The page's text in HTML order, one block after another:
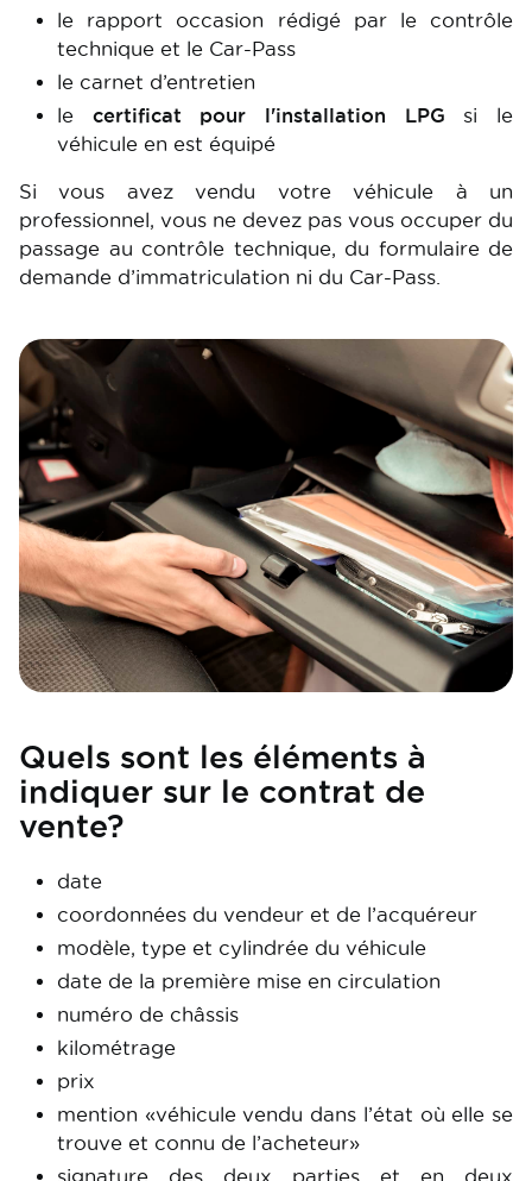
le rapport occasion rédigé par le contrôle
technique et le Car-Pass
le carnet d’entretien
le certificat pour l'installation LPG si le
véhicule en est équipé
Si vous avez vendu votre véhicule à un
professionnel, vous ne devez pas vous occuper du
passage au contrôle technique, du formulaire de
demande d’immatriculation ni du Car-Pass.
Image
Quels sont les éléments à
indiquer sur le contrat de
vente?
date
coordonnées du vendeur et de l’acquéreur
modèle, type et cylindrée du véhicule
date de la première mise en circulation
numéro de châssis
kilométrage
prix
mention «véhicule vendu dans l’état où elle se
trouve et connu de l’acheteur»